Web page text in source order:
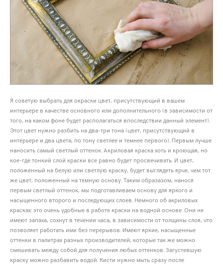
Я советую выбрать для окраски цвет, присутствующий в вашем
интерьере в качестве основного или дополнительного (в зависимости от
того, на каком фоне будет располагаться впоследствии данный элемент).
Этот цвет нужно разбить на два-три тона (цвет, присутствующий в
интерьере и два цвета, по тону светлее и темнее первого). Первым лучше
наносить самый светлый оттенок. Акриловая краска хоть и кроющая, но
кое-где тонкий слой краски все равно будет просвечивать. И цвет,
положенный на белую или светлую краску, будет выглядеть ярче, чем тот
же цвет, положенный на темную основу. Таким образазом, нанося
первым светлый оттенок, мы подготавливаем основу для яркого и
насыщенного второго и последующих слоев. Немного об акриловых
красках: это очень удобные в работе краски на водной основе. Они не
имеют запаха, сохнут в течении часа, в зависимости от толщины слоя, что
позволяет работать ими без перерывов. Имеют яркие, насыщенные
оттенки в палитрах разных производителей, которые так же можно
смешивать между собой для получения любых оттенков. Загустевшую
краску можно разбавить водой. Кисти нужно мыть сразу после